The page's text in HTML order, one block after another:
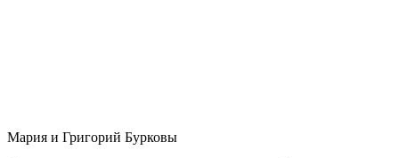
Мария и Григорий Бурковы